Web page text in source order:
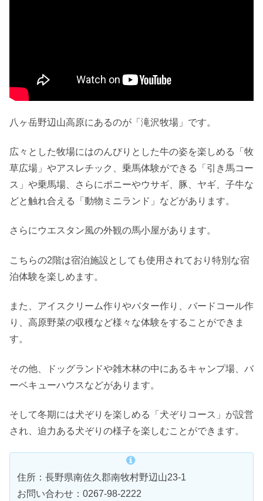
八ヶ岳野辺山高原にあるのが「滝沢牧場」です。
広々とした牧場にはのんびりとした牛の姿を楽しめる「牧
草広場」やアスレチック、乗馬体験ができる「引き馬コー
ス」や乗馬場、さらにポニーやウサギ、豚、ヤギ、子牛な
どと触れ合える「動物ミニランド」などがあります。
さらにウエスタン風の外観の馬小屋があります。
こちらの2階は宿泊施設としても使用されており特別な宿
泊体験を楽しめます。
また、アイスクリーム作りやバター作り、バードコール作
り、高原野菜の収穫など様々な体験をすることができま
す。
その他、ドッグランドや雑木林の中にあるキャンプ場、バ
ーベキューハウスなどがあります。
そして冬期には犬ぞりを楽しめる「犬ぞりコース」が設営
され、迫力ある犬ぞりの様子を楽しむことができます。
住所：長野県南佐久郡南牧村野辺山23-1
お問い合わせ：0267-98-2222